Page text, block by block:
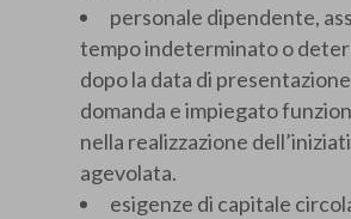
personale dipendente,
tempo indeterminato o
dopo la data di
domanda e impiegato
nella realizzazione
agevolata.
esigenze di capitale